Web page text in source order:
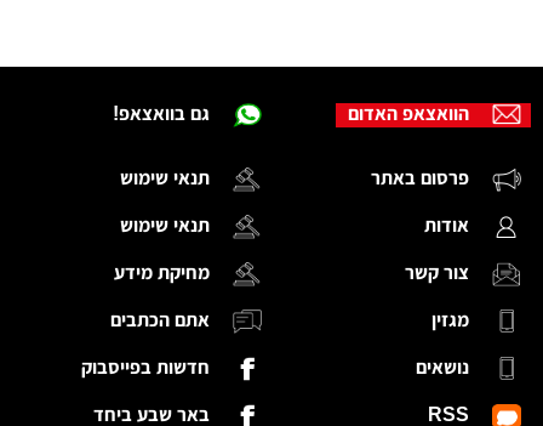
גם בוואצאפ!
תנאי שימוש
תנאי שימוש
מחיקת מידע
אתם הכתבים
חדשות בפייסבוק
באר שבע ביחד
הוואצאפ האדום
פרסום באתר
אודות
צור קשר
מגזין
נושאים
RSS